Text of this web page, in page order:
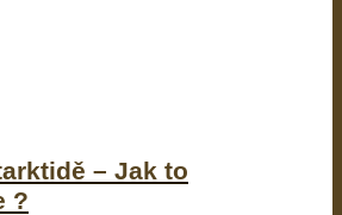
– Jak to
?